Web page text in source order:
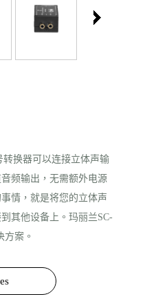
换器可以连接立体声输
频输出，无需额外电源
情，就是将您的立体声
其他设备上。玛丽兰SC-
案。